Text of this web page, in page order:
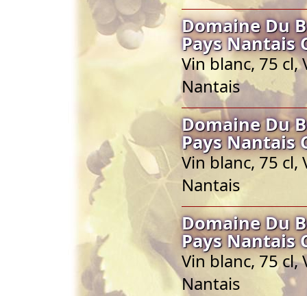
Domaine Du
Pays Nantais
Vin blanc, 75 cl,
Nantais
Domaine Du
Pays Nantais
Vin blanc, 75 cl,
Nantais
Domaine Du
Pays Nantais
Vin blanc, 75 cl,
Nantais